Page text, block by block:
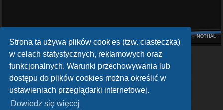
Strona ta używa plików cookies (tzw. ciasteczka)
w celach statystycznych, reklamowych oraz
funkcjonalnych. Warunki przechowywania lub
dostępu do plików cookies można określić w
ustawieniach przeglądarki internetowej.
Dowiedz się więcej
Style byNOTHAL
openATV Forum
https://www.opena.tv/
OpenPLi - Open Source Set-Top Box Software